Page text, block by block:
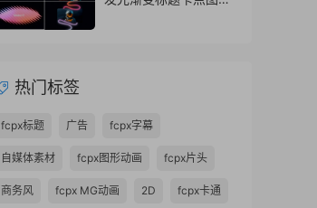
热门标签
fcpx标题 广告 fcpx字幕
自媒体素材 fcpx图形动画 fcpx片头
商务风 fcpx MG动画 2D fcpx卡通